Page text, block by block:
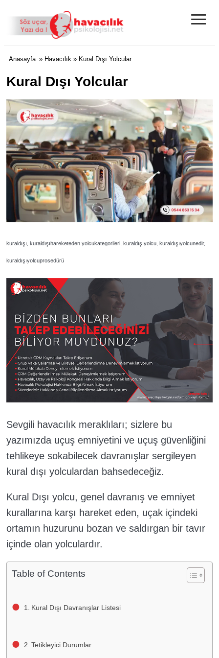
≡
Anasayfa » Havacılık » Kural Dışı Yolcular
Kural Dışı Yolcular
kuraldışı, kuraldışıhareketeden yolcukategorileri, kuraldışıyolcu, kuraldışıyolcunedir,
kuraldışıyolcuprosedürü
Sevgili havacılık meraklıları; sizlere bu
yazımızda uçuş emniyetini ve uçuş güvenliğini
tehlikeye sokabilecek davranışlar sergileyen
kural dışı yolculardan bahsedeceğiz.
Kural Dışı yolcu, genel davranış ve emniyet
kurallarına karşı hareket eden, uçak içindeki
ortamın huzurunu bozan ve saldırgan bir tavır
içinde olan yolculardır.
Table of Contents
Kural Dışı Davranışlar Listesi
Tetikleyici Durumlar